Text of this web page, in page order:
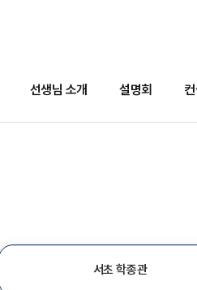
선생님 소개 설명회
서초 학종관